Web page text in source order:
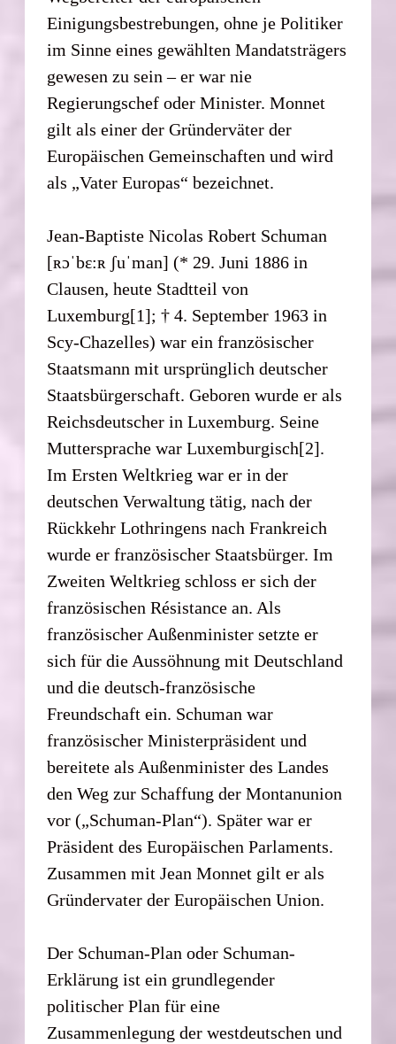
Einigungsbestrebungen, ohne je Politiker
im Sinne eines gewählten Mandatsträgers
gewesen zu sein – er war nie
Regierungschef oder Minister. Monnet
gilt als einer der Gründerväter der
Europäischen Gemeinschaften und wird
als „Vater Europas“ bezeichnet.
Jean-Baptiste Nicolas Robert Schuman
[ʀɔˈbɛ:ʀ ʃuˈman] (* 29. Juni 1886 in
Clausen, heute Stadtteil von
Luxemburg[1]; † 4. September 1963 in
Scy-Chazelles) war ein französischer
Staatsmann mit ursprünglich deutscher
Staatsbürgerschaft. Geboren wurde er als
Reichsdeutscher in Luxemburg. Seine
Muttersprache war Luxemburgisch[2].
Im Ersten Weltkrieg war er in der
deutschen Verwaltung tätig, nach der
Rückkehr Lothringens nach Frankreich
wurde er französischer Staatsbürger. Im
Zweiten Weltkrieg schloss er sich der
französischen Résistance an. Als
französischer Außenminister setzte er
sich für die Aussöhnung mit Deutschland
und die deutsch-französische
Freundschaft ein. Schuman war
französischer Ministerpräsident und
bereitete als Außenminister des Landes
den Weg zur Schaffung der Montanunion
vor („Schuman-Plan“). Später war er
Präsident des Europäischen Parlaments.
Zusammen mit Jean Monnet gilt er als
Gründervater der Europäischen Union.
Der Schuman-Plan oder Schuman-
Erklärung ist ein grundlegender
politischer Plan für eine
Zusammenlegung der westdeutschen und